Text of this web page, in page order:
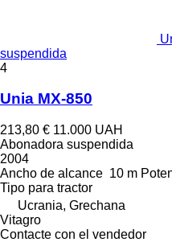
suspendida
4
Unia MX-850
213,80 € 11.000 UAH
Abonadora suspendida
2004
Ancho de alcance 10 m
Tipo para tractor
Ucrania, Grechana
Vitagro
Contacte con el vendedor